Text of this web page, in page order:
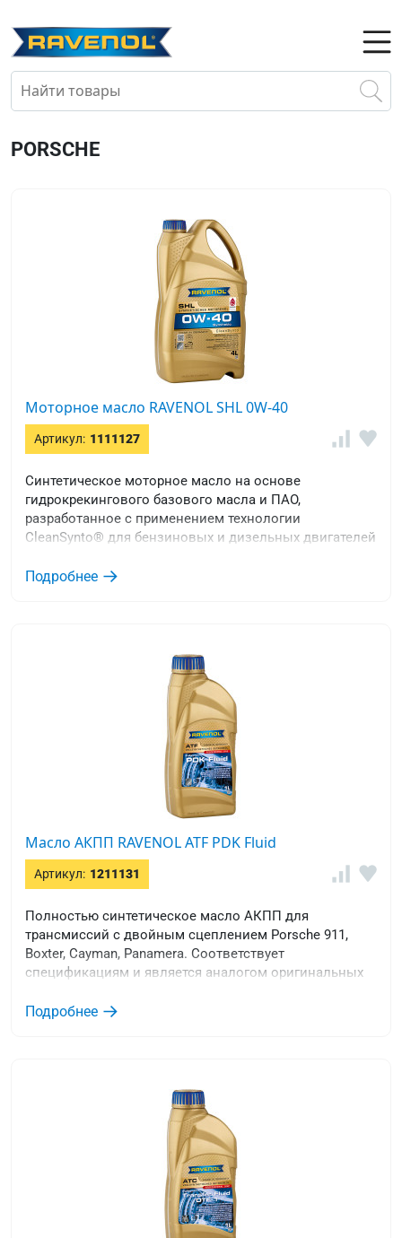
PORSCHE
Моторное масло RAVENOL SHL 0W-40
Артикул: 1111127
Синтетическое моторное масло на основе
гидрокрекингового базового масла и ПАО,
разработанное с применением технологии
CleanSynto® для бензиновых и дизельных двигателей
впрыском и без него.
Подробнее
Масло АКПП RAVENOL ATF PDK Fluid
Артикул: 1211131
Полностью синтетическое масло АКПП для
трансмиссий с двойным сцеплением Porsche 911,
Boxter, Cayman, Panamera. Соответствует
спецификациям и является аналогом оригинальных
Подробнее